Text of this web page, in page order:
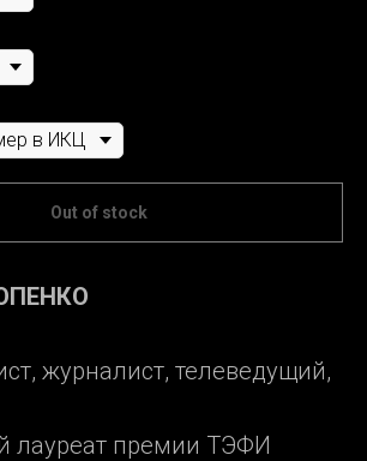
Out of stock
журналист, телеведущий,
лауреат премии ТЭФИ